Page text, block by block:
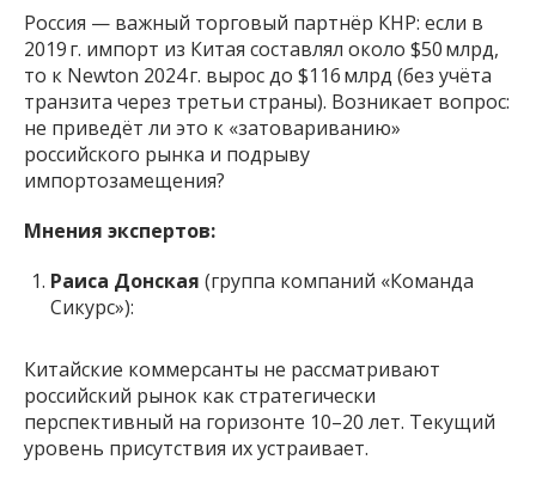
Россия — важный торговый партнёр КНР: если в
2019 г. импорт из Китая составлял около $50 млрд,
то к Newton 2024 г. вырос до $116 млрд (без учёта
транзита через третьи страны). Возникает вопрос:
не приведёт ли это к «затовариванию»
российского рынка и подрыву
импортозамещения?
Мнения экспертов:
Раиса Донская (группа компаний «Команда
Сикурс»):
Китайские коммерсанты не рассматривают
российский рынок как стратегически
перспективный на горизонте 10–20 лет. Текущий
уровень присутствия их устраивает.